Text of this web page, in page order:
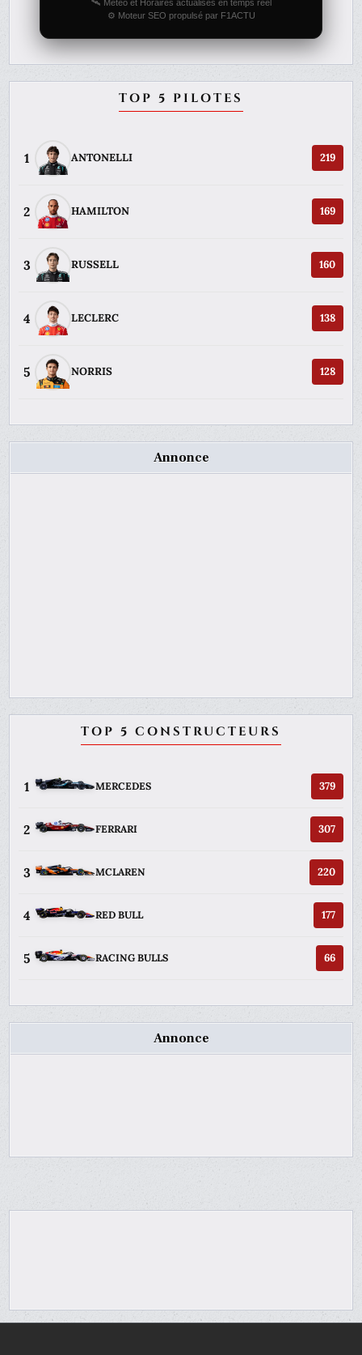
🛰️ Météo et Horaires actualisés en temps réel
⚙️ Moteur SEO propulsé par F1ACTU
TOP 5 PILOTES
1 ANTONELLI 219
2 HAMILTON 169
3 RUSSELL 160
4 LECLERC 138
5 NORRIS 128
Annonce
TOP 5 CONSTRUCTEURS
1 MERCEDES 379
2 FERRARI 307
3 MCLAREN 220
4 RED BULL 177
5 RACING BULLS 66
Annonce